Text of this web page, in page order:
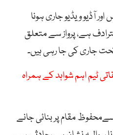
آڈیو و یڈیو جاری ہونا
ہے، پرواز سے متعلق
جاری کی جا رہی ہیں۔
ٹیم اہم شواہد کے ہمراہ
مقام پر بنائی جانے